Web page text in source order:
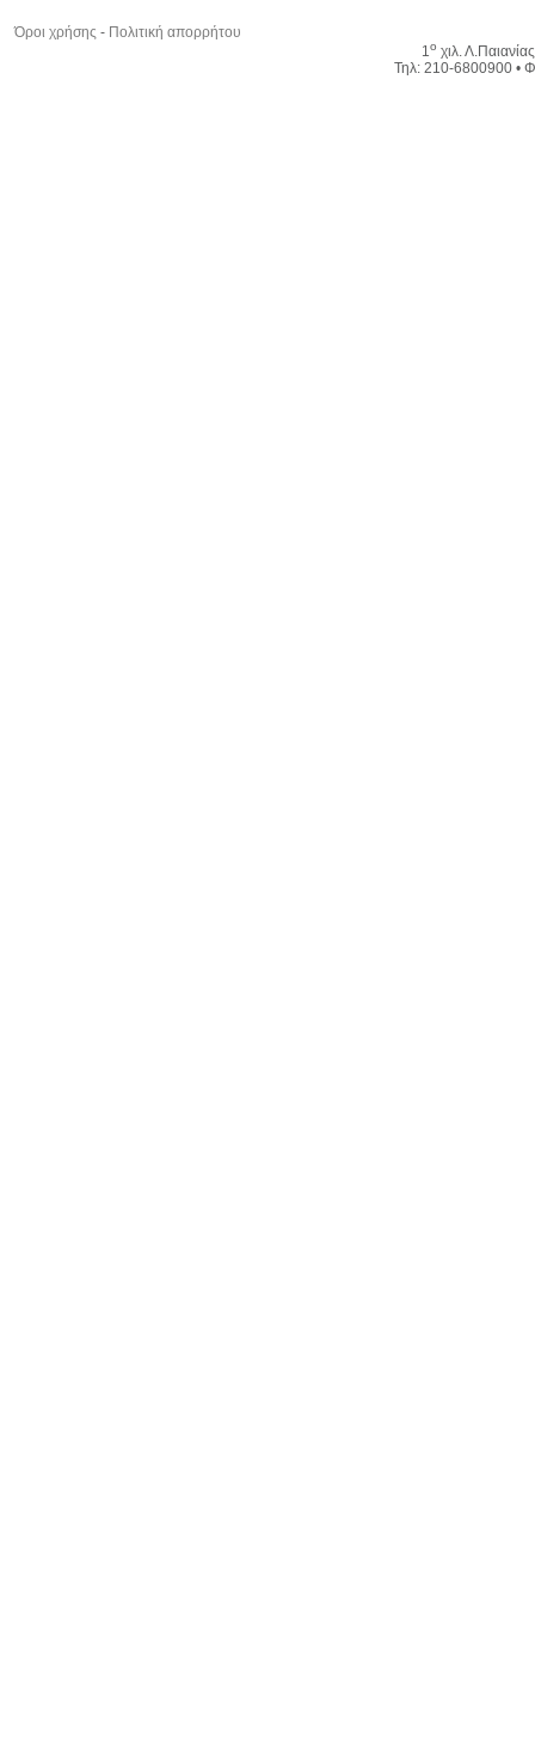
Όροι χρήσης - Πολιτική απορρήτου
1ο χιλ.
Τηλ: 210-6800900 •